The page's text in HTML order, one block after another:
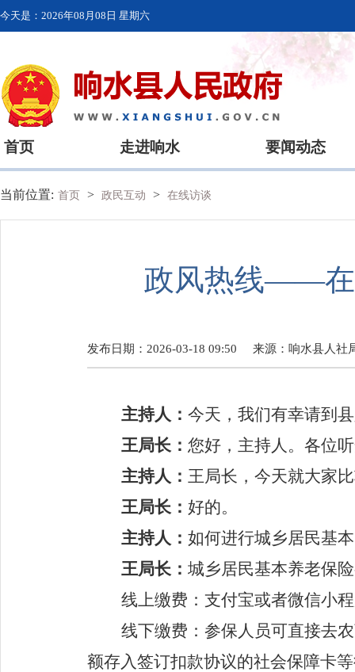
今天是： 2026年08月08日 星期六
首页 走进响水 要闻动态
当前位置: 首页 > 政民互动 > 在线访谈
政风热线——在
发布日期：2026-03-18 09:50 来源： 响水县人社
主持人： 今天，我们有幸请到县
王局长： 您好，主持人。各位
主持人： 王局长，今天就大家
王局长： 好的。
主持人： 如何进行城乡居民基
王局长： 城乡居民基本养老保
线上缴费：支付宝或者微信小
线下缴费：参保人员可直接去
额存入签订扣款协议的社会保障卡